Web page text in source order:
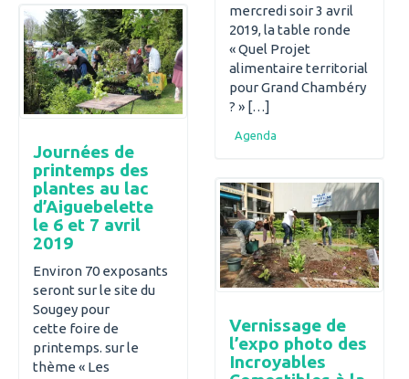
mercredi soir 3 avril
2019, la table ronde
« Quel Projet
alimentaire territorial
pour Grand Chambéry
? » […]
Agenda
Journées de
printemps des
plantes au lac
d’Aiguebelette
le 6 et 7 avril
2019
Environ 70 exposants
seront sur le site du
Sougey pour
cette foire de
printemps. sur le
thème « Les
Vernissage de
l’expo photo des
Incroyables